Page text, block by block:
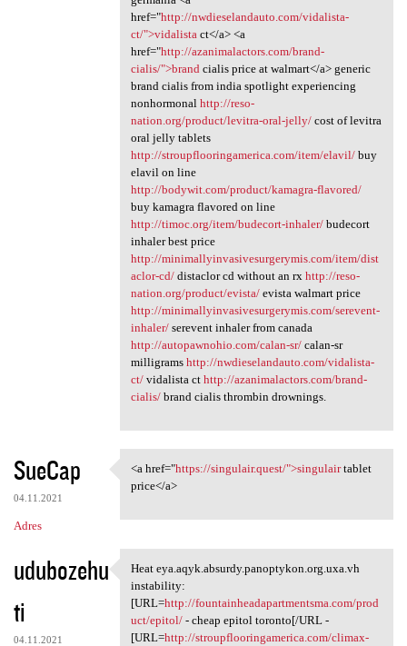
href="http://nwdieselandauto.com/vidalista-
ct/">vidalistact</a> <a
href="http://azanimalactors.com/brand-
cialis/">brandcialis price at walmart</a> generic
brand cialis from india spotlight experiencing
nonhormonal http://reso-
nation.org/product/levitra-oral-jelly/cost of levitra
oral jelly tablets
http://stroupflooringamerica.com/item/elavil/buy
elavil on line
http://bodywit.com/product/kamagra-flavored/
buy kamagra flavored on line
http://timoc.org/item/budecort-inhaler/budecort
inhaler best price
http://minimallyinvasivesurgerymis.com/item/dist
aclor-cd/distaclor cd without an rx http://reso-
nation.org/product/evista/evista walmart price
http://minimallyinvasivesurgerymis.com/serevent-
inhaler/serevent inhaler from canada
http://autopawnohio.com/calan-sr/calan-sr
milligrams http://nwdieselandauto.com/vidalista-
ct/vidalista ct http://azanimalactors.com/brand-
cialis/brand cialis thrombin drownings.
SueCap
04.11.2021
Adres
<a href="https://singulair
<a href="https://singulair.quest/">singulairtablet
price</a>
udubozehu
ti
04.11.2021
Heat eya.aqyk.absurdy
Heat eya.aqyk.absurdy.panoptykon.org.uxa.vh
instability:
[URL=http://fountainheadapartmentsma.com/prod
uct/epitol/- cheap epitol toronto[/URL -
[URL=http://stroupflooringamerica.com/climax-